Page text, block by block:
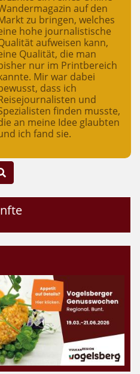
auf den
zu bringen, welches
hohe journalistische
aufweisen kann,
Qualität, die man
nur im Printbereich
Mir war dabei
dass ich
und
finden musste,
an meine Idee glaubten
ich fand sie.